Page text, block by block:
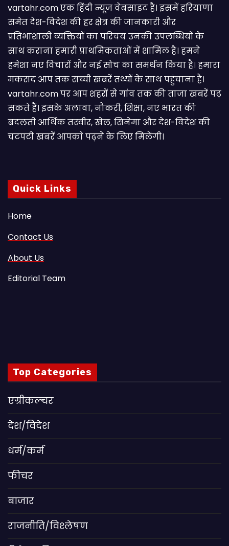
vartahr.com एक हिंदी न्यूज वेबसाइट है। इसमें हरियाणा
समेत देश-विदेश की हर क्षेत्र की जानकारी और
प्रतिभाशाली व्यक्तियों का परिचय उनकी उपलब्धियों के
साथ कराना हमारी प्राथमिकताओं में शामिल है। हमने
हमेशा नए विचारों और नई सोच का समर्थन किया है। हमारा
मकसद आप तक सच्ची खबरें तथ्यों के साथ पहुंचाना है।
vartahr.com पर आप शहरों से गांव तक की ताजा खबरें पढ़
सकते हैं। इसके अलावा, नौकरी, शिक्षा, नए भारत की
बदलती आर्थिक तस्वीर, खेल, सिनेमा और देश-विदेश की
चटपटी खबरें आपकाे पढ़ने के लिए मिलेंगी।
Quick Links
Home
Contact Us
About Us
Editorial Team
Top Categories
एग्रीकल्चर
देश/विदेश
धर्म/कर्म
फीचर
बाजार
राजनीति/विश्लेषण